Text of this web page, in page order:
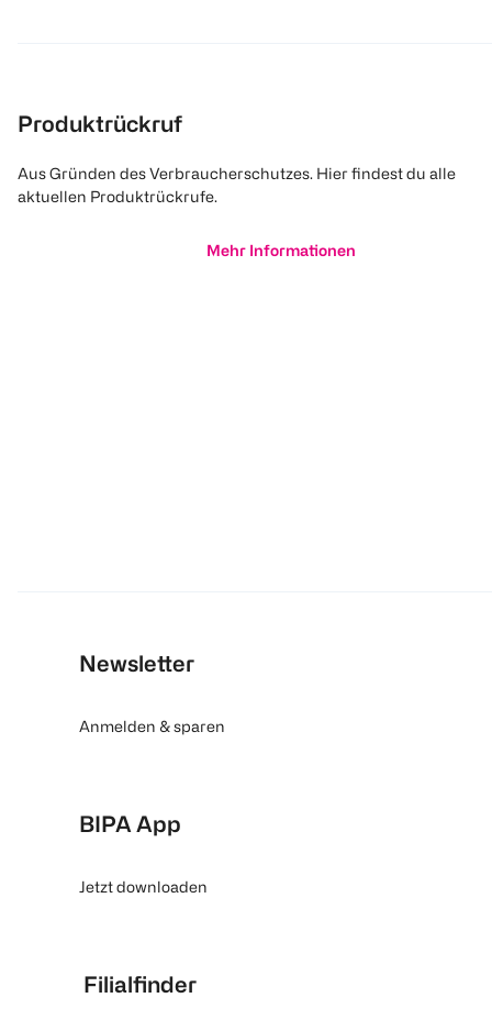
Produktrückruf
Aus Gründen des Verbraucherschutzes. Hier findest du alle
aktuellen Produktrückrufe.
Mehr Informationen
Newsletter
Anmelden & sparen
BIPA App
Jetzt downloaden
Filialfinder